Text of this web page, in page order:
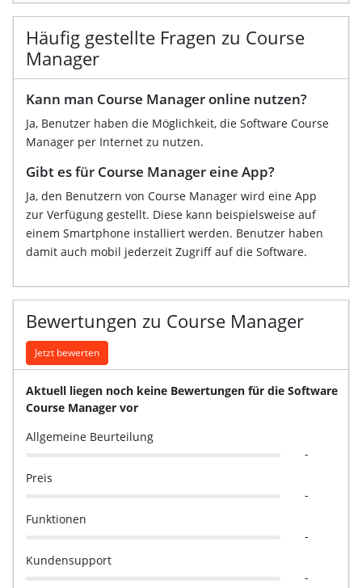
Häufig gestellte Fragen zu Course
Manager
Kann man Course Manager online nutzen?
Ja, Benutzer haben die Möglichkeit, die Software Course
Manager per Internet zu nutzen.
Gibt es für Course Manager eine App?
Ja, den Benutzern von Course Manager wird eine App
zur Verfügung gestellt. Diese kann beispielsweise auf
einem Smartphone installiert werden. Benutzer haben
damit auch mobil jederzeit Zugriff auf die Software.
Bewertungen zu Course Manager
Jetzt bewerten
Aktuell liegen noch keine Bewertungen für die Software
Course Manager vor
Allgemeine Beurteilung
-
Preis
-
Funktionen
-
Kundensupport
-